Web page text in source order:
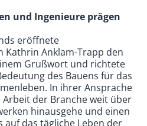
und Ingenieure prägen
eröffnete
Kathrin Anklam-Trapp den
Grußwort und richtete
des Bauens für das
In ihrer Ansprache
der Branche weit über
hinausgehe und einen
auf das tägliche Leben der